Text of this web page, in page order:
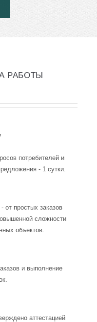
РАБОТЫ
потребителей и
- 1 сутки.
от простых заказов
сложности
объектов.
и выполнение
аттестацией